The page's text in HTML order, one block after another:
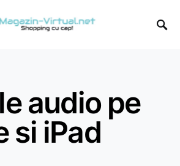
audio pe
si iPad